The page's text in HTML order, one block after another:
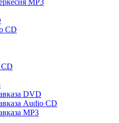
MP3
CD
DVD
Audio CD
MP3